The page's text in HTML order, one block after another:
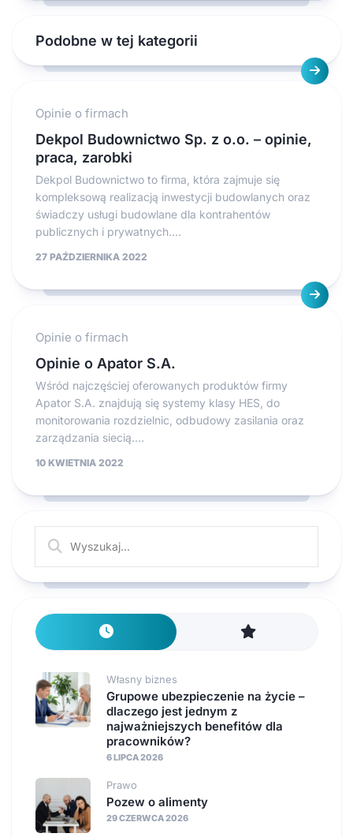
Podobne w tej kategorii
Opinie o firmach
Dekpol Budownictwo Sp. z o.o. – opinie,
praca, zarobki
Dekpol Budownictwo to firma, która zajmuje się
kompleksową realizacją inwestycji budowlanych oraz
świadczy usługi budowlane dla kontrahentów
publicznych i prywatnych....
27 PAŹDZIERNIKA 2022
Opinie o firmach
Opinie o Apator S.A.
Wśród najczęściej oferowanych produktów firmy
Apator S.A. znajdują się systemy klasy HES, do
monitorowania rozdzielnic, odbudowy zasilania oraz
zarządzania siecią....
10 KWIETNIA 2022
Własny biznes
Grupowe ubezpieczenie na życie –
dlaczego jest jednym z
najważniejszych benefitów dla
pracowników?
6 LIPCA 2026
Prawo
Pozew o alimenty
29 CZERWCA 2026